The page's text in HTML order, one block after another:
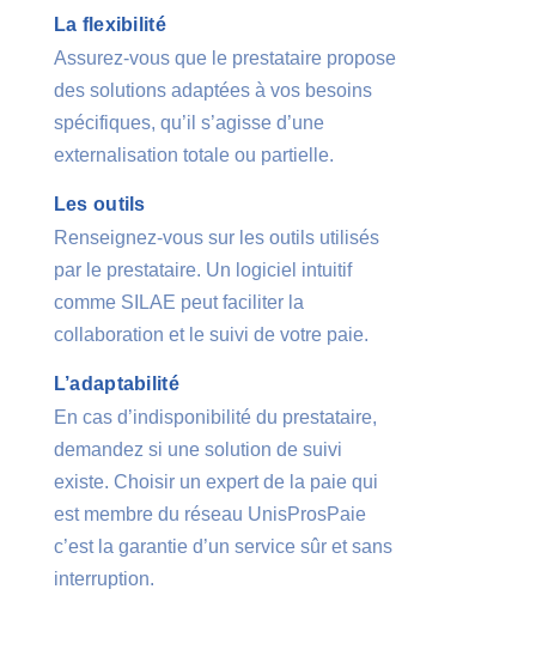
La flexibilité
Assurez-vous que le prestataire propose
des solutions adaptées à vos besoins
spécifiques, qu’il s’agisse d’une
externalisation totale ou partielle.
Les outils
Renseignez-vous sur les outils utilisés
par le prestataire. Un logiciel intuitif
comme SILAE peut faciliter la
collaboration et le suivi de votre paie.
L’adaptabilité
En cas d’indisponibilité du prestataire,
demandez si une solution de suivi
existe. Choisir un expert de la paie qui
est membre du réseau UnisProsPaie
c’est la garantie d’un service sûr et sans
interruption.